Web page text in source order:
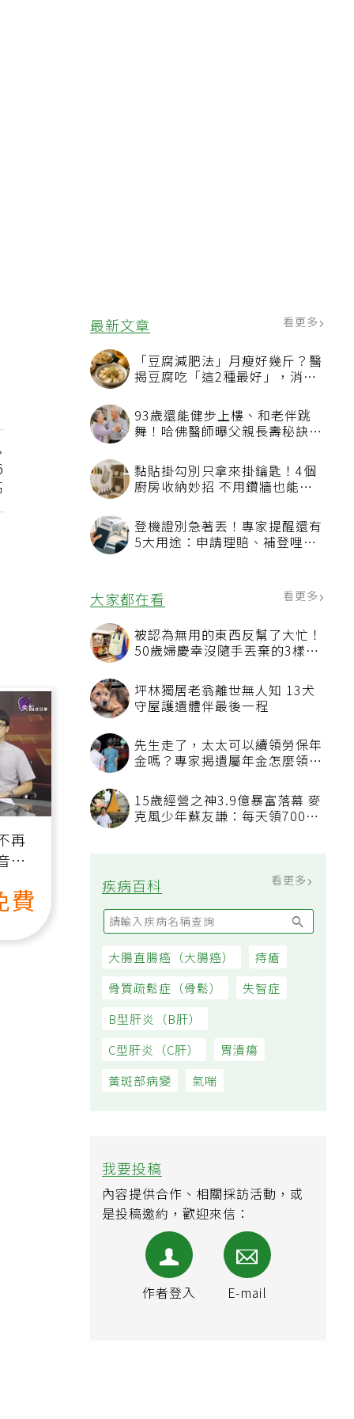
最新文章 看更多
「豆腐減肥法」月瘦好幾斤？醫
揭豆腐吃「這2種最好」，消脹
93歲還能健步上樓、和老伴跳
舞！哈佛醫師曝父親長壽秘訣：
黏貼掛勾別只拿來掛鑰匙！4個
廚房收納妙招 不用鑽牆也能省
登機證別急著丟！專家提醒還有
5大用途：申請理賠、補登哩程
大家都在看 看更多
被認為無用的東西反幫了大忙！
50歲婦慶幸沒隨手丟棄的3樣物
坪林獨居老翁離世無人知 13犬
守屋護遺體伴最後一程
先生走了，太太可以續領勞保年
金嗎？專家揭遺屬年金怎麼領，
15歲經營之神3.9億暴富落幕 麥
克風少年蘇友謙：每天領700元
疾病百科
大腸直腸癌（大腸癌） 痔瘡
骨質疏鬆症（骨鬆） 失智症
B型肝炎（B肝）
C型肝炎（C肝）
我要投稿
內容提供合作、相關採訪活動，或
是投稿邀約，歡迎來信：
再
費